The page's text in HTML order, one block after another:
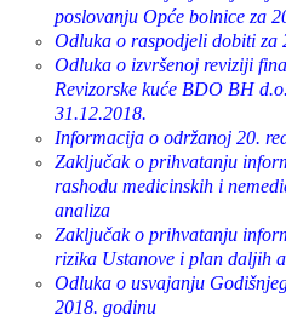
poslovanju Opće bolnice za
Odluka o raspodjeli dobiti za
Odluka o izvršenoj reviziji
Revizorske kuće BDO BH
31.12.2018.
Informacija o održanoj 20.
Zaključak o prihvatanju
rashodu medicinskih i
analiza
Zaključak o prihvatanju
rizika Ustanove i plan daljih
Odluka o usvajanju
2018. godinu